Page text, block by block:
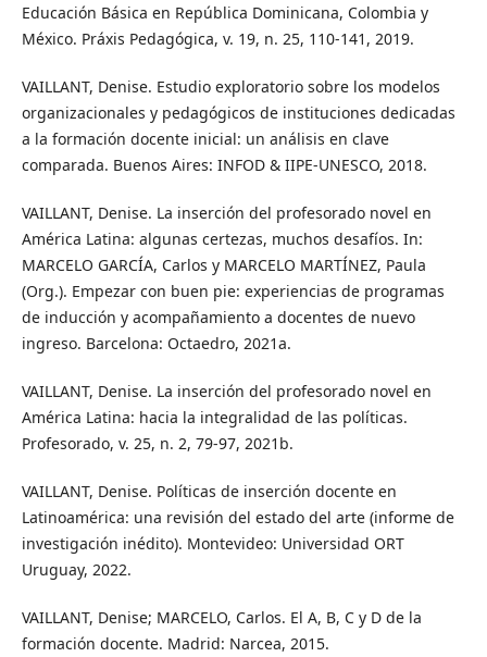
Educación Básica en República Dominicana, Colombia y
México. Práxis Pedagógica, v. 19, n. 25, 110-141, 2019.
VAILLANT, Denise. Estudio exploratorio sobre los modelos
organizacionales y pedagógicos de instituciones dedicadas
a la formación docente inicial: un análisis en clave
comparada. Buenos Aires: INFOD & IIPE-UNESCO, 2018.
VAILLANT, Denise. La inserción del profesorado novel en
América Latina: algunas certezas, muchos desafíos. In:
MARCELO GARCÍA, Carlos y MARCELO MARTÍNEZ, Paula
(Org.). Empezar con buen pie: experiencias de programas
de inducción y acompañamiento a docentes de nuevo
ingreso. Barcelona: Octaedro, 2021a.
VAILLANT, Denise. La inserción del profesorado novel en
América Latina: hacia la integralidad de las políticas.
Profesorado, v. 25, n. 2, 79-97, 2021b.
VAILLANT, Denise. Políticas de inserción docente en
Latinoamérica: una revisión del estado del arte (informe de
investigación inédito). Montevideo: Universidad ORT
Uruguay, 2022.
VAILLANT, Denise; MARCELO, Carlos. El A, B, C y D de la
formación docente. Madrid: Narcea, 2015.